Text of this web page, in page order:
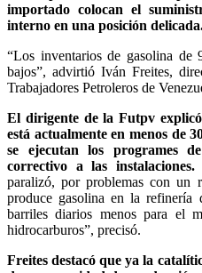
importado colocan el
interno en una posición
“Los inventarios de gasolina de
bajos”, advirtió Iván Freites,
Trabajadores Petroleros de
El dirigente de la Futpv
está actualmente en menos de
se ejecutan los programes
correctivo a las instalaciones.
paralizó, por problemas con un
produce gasolina en la refinería
barriles diarios menos para el
hidrocarburos”, precisó.
Freites destacó que ya la